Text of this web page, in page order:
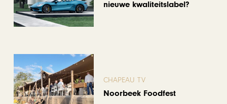
nieuwe kwaliteitslabel?
CHAPEAU TV
Noorbeek Foodfest